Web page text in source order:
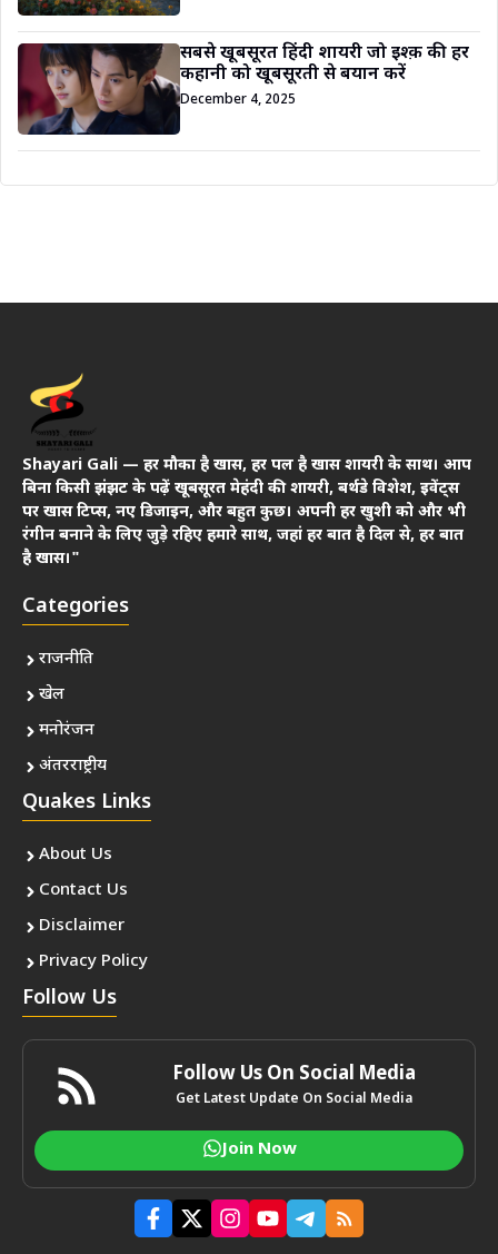
सबसे खूबसूरत हिंदी शायरी जो इश्क़ की हर
कहानी को खूबसूरती से बयान करें
December 4, 2025
Shayari Gali — हर मौका है खास, हर पल है खास शायरी के साथ। आप
बिना किसी झंझट के पढ़ें खूबसूरत मेहंदी की शायरी, बर्थडे विशेश, इवेंट्स
पर खास टिप्स, नए डिजाइन, और बहुत कुछ। अपनी हर खुशी को और भी
रंगीन बनाने के लिए जुड़े रहिए हमारे साथ, जहां हर बात है दिल से, हर बात
है खास।"
Categories
राजनीति
खेल
मनोरंजन
अंतरराष्ट्रीय
Quakes Links
About Us
Contact Us
Disclaimer
Privacy Policy
Follow Us
Follow Us On Social Media
Get Latest Update On Social Media
Join Now